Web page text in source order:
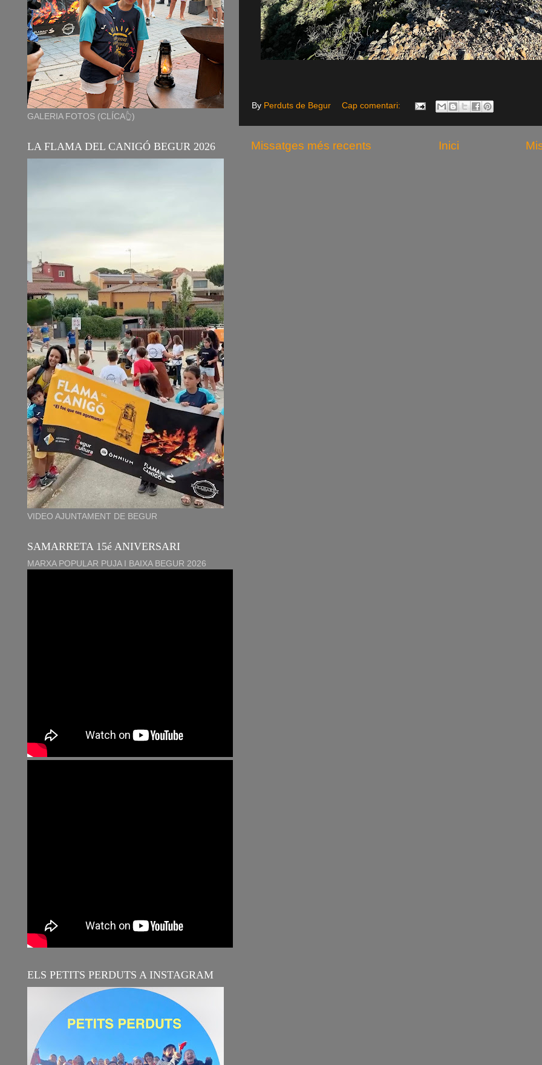
By Perduts de Begur Cap comentari:
Missatges més recents Inici
GALERIA FOTOS (CLÍCA👆)
LA FLAMA DEL CANIGÓ BEGUR 2026
VIDEO AJUNTAMENT DE BEGUR
SAMARRETA 15é ANIVERSARI
MARXA POPULAR PUJA I BAIXA BEGUR 2026
ELS PETITS PERDUTS A INSTAGRAM